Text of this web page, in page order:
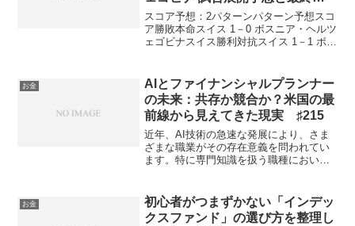
コアについてAI予想しました 番
外編♯3
スコア予想：2パターンパターン予想スコ
ア勝敗本命スイス 1－0 ボスニア・ヘルツ
ェゴビナスイス勝利対抗スイス 1－1 ボス
ナ勝敗予想スイスがボール保持と中盤の
強度...
お金
AIとファイナンシャルプランナー
の未来：共存か競合か？米国の最
前線から見えてきた現実 ♯215
近年、AI技術の急速な発展により、さま
ざまな職業がその存在意義を問われてい
ます。特に専門知識を扱う職種におい
外ではありません。米国のFP業界から届
いた最新の動向を踏ま...
お金
初心者がつまずかない「インデッ
クスファンド」の選び方を整理し